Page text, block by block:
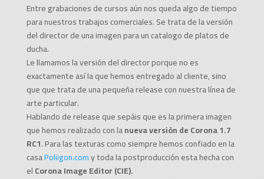
Entre grabaciones de cursos aún nos queda algo de tiempo
para nuestros trabajos comerciales. Se trata de la versión
del director de una imagen para un catalogo de platos de
ducha.
Le llamamos la versión del director porque no es
exactamente así la que hemos entregado al cliente, sino
que que trata de una pequeña release con nuestra línea de
arte particular.
Hablando de release que sepáis que es la primera imagen
que hemos realizado con lanueva versión de Corona 1.7
RC1. Para las texturas como siempre hemos confiado en la
casaPoliigon.comy toda la postproducción esta hecha con
elCorona Image Editor (CIE).